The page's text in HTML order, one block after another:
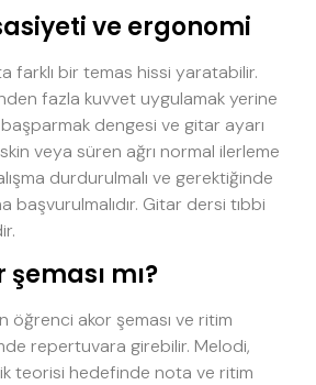
ve ergonomi
farklı bir temas hissi yaratabilir.
fazla kuvvet uygulamak yerine
dengesi ve gitar ayarı
veya süren ağrı normal ilerleme
durdurulmalı ve gerektiğinde
başvurulmalıdır. Gitar dersi tıbbi
mı?
öğrenci akor şeması ve ritim
repertuvara girebilir. Melodi,
teorisi hedefinde nota ve ritim